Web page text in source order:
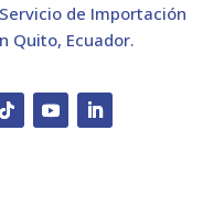
de Importación
Quito, Ecuador.